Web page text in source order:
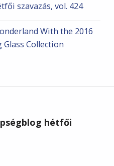
szavazás, vol. 424
With the 2016
Collection
hétfői